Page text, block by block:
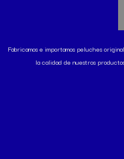
Fabricamos e importamos peluches
la calidad de nuestros